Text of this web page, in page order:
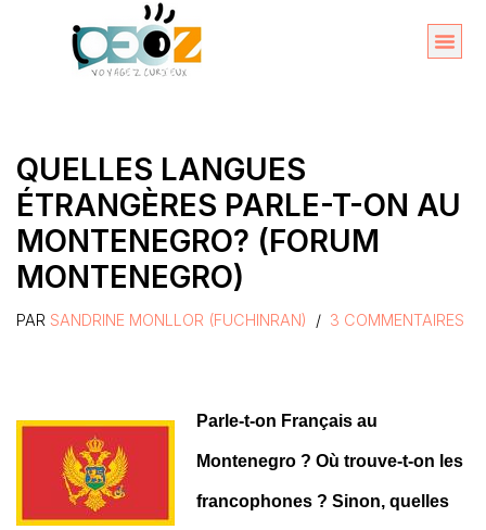
QUELLES LANGUES
ÉTRANGÈRES PARLE-T-ON AU
MONTENEGRO? (FORUM
MONTENEGRO)
PAR SANDRINE MONLLOR (FUCHINRAN) 3 COMMENTAIRES
Parle-t-on Français au
Montenegro ? Où trouve-t-on les
francophones ? Sinon, quelles